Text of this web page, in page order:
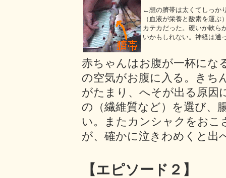
←想の臍帯は太くてしっか
（血液が栄養と酸素を運
カテカだった。硬いか軟ら
いかもしれない。神経は通
赤ちゃんはお腹が一杯にな
の空気がお腹に入る。きち
がたまり、へそが出る原因
の（繊維質など）を選び、
い。またカンシャクをお
が、確かに泣きわめくと出
【エピソード２】